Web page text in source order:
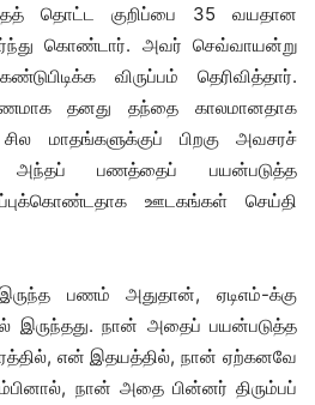
தொட்ட குறிப்பை 35 வயதான
கொண்டார். அவர் செவ்வாயன்று
விருப்பம் தெரிவித்தார்.
தனது தந்தை காலமானதாக
மாதங்களுக்குப் பிறகு அவசரச்
அந்தப் பணத்தைப் பயன்படுத்த
ஊடகங்கள் செய்தி
பணம் அதுதான், ஏடிஎம்-க்கு
இருந்தது. நான் அதைப் பயன்படுத்த
என் இதயத்தில், நான் ஏற்கனவே
நான் அதை பின்னர் திரும்பப்